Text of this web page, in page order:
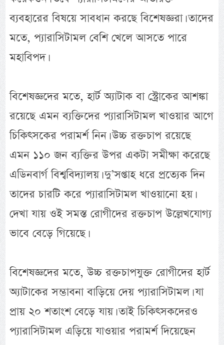
ব্যবহারের বিষয়ে সাবধান করছে বিশেষজ্ঞরা। তাদের
মতে, প্যারাসিটামল বেশি খেলে আসতে পারে
মহাবিপদ।
বিশেষজ্ঞদের মতে, হার্ট অ্যাটাক বা স্ট্রোকের আশঙ্কা
রয়েছে এমন ব্যক্তিদের প্যারাসিটামল খাওয়ার আগে
চিকিৎসকের পরামর্শ নিন। উচ্চ রক্তচাপ রয়েছে
এমন ১১০ জন ব্যক্তির উপর একটা সমীক্ষা করেছে
এডিনবার্গ বিশ্ববিদ্যালয়। দু’সপ্তাহ ধরে প্রত্যেক দিন
তাদের চারটি করে প্যারাসিটামল খাওয়ানো হয়।
দেখা যায় ওই সমস্ত রোগীদের রক্তচাপ উল্লেখযোগ্য
ভাবে বেড়ে গিয়েছে।
বিশেষজ্ঞদের মতে, উচ্চ রক্তচাপযুক্ত রোগীদের হার্ট
অ্যাটাকের সম্ভাবনা বাড়িয়ে দেয় প্যারাসিটামল। যা
প্রায় ২০ শতাংশ বেড়ে যায়। তাই চিকিৎসকদেরও
প্যারাসিটামল এড়িয়ে যাওয়ার পরামর্শ দিয়েছেন